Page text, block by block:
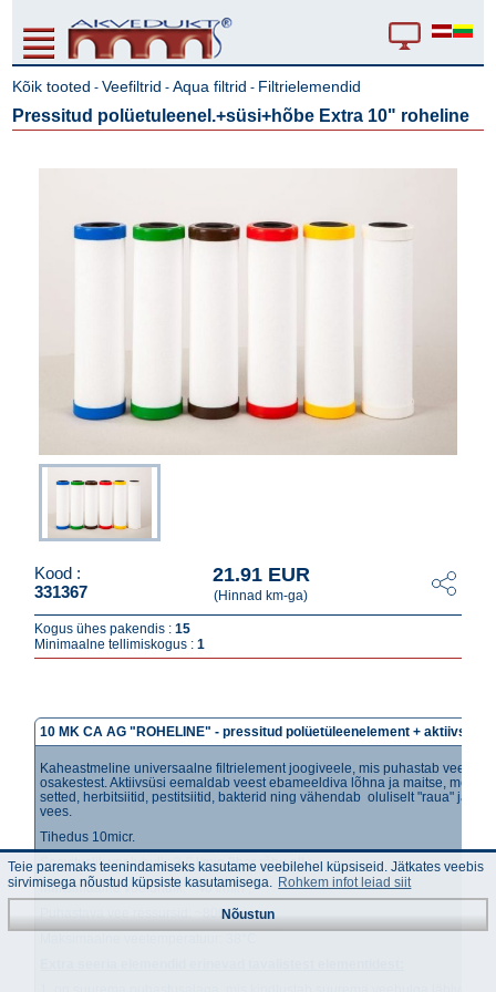
Kõik tooted -Veefiltrid -Aqua filtrid - Filtrielemendid
Pressitud polüetuleenel.+süsi+hõbe Extra 10" roheline
Kood :
331367
21.91 EUR
(Hinnad km-ga)
Kogus ühes pakendis :15
Minimaalne tellimiskogus :1
10 MK CA AG "ROHELINE" - pressitud polüetüleenelement + aktiivsüsi
Kaheastmeline universaalne filtrielement joogiveele, mis puhastab vee
osakestest. Aktiivsüsi eemaldab veest ebameeldiva lõhna ja maitse,
setted, herbitsiitid, pestitsiitid, bakterid ning vähendab oluliselt "raua" ja
vees.
Tihedus 10micr.
Soovituslik vooluhulk: 3,6 l/min 2bar rõhu all ;
Maksimaalne vooluhulk: ~40 l/min ;
Puhastava vee ressursid: ~8000l ;
Teie paremaks teenindamiseks kasutame veebilehel küpsiseid. Jätkates veebis
sirvimisega nõustud küpsiste kasutamisega. Rohkem infot leiad siit
Nõustun